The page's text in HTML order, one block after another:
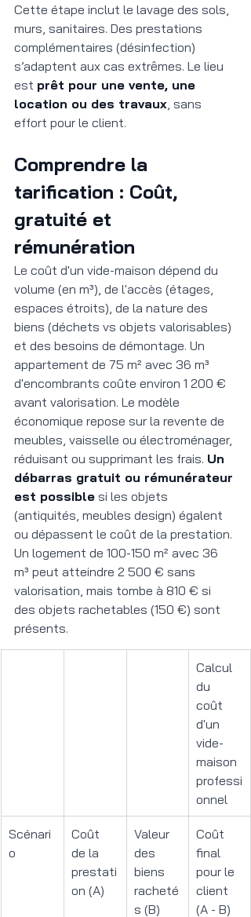
Cette étape inclut le lavage des sols,
murs, sanitaires. Des prestations
complémentaires (désinfection)
s’adaptent aux cas extrêmes. Le lieu
est prêt pour une vente, une
location ou des travaux , sans
effort pour le client.
Comprendre la
tarification : Coût,
gratuité et
rémunération
Le coût d'un vide-maison dépend du
volume (en m³), de l'accès (étages,
espaces étroits), de la nature des
biens (déchets vs objets valorisables)
et des besoins de démontage. Un
appartement de 75 m² avec 36 m³
d'encombrants coûte environ 1 200 €
avant valorisation. Le modèle
économique repose sur la revente de
meubles, vaisselle ou électroménager,
réduisant ou supprimant les frais. Un
débarras gratuit ou rémunérateur
est possible si les objets
(antiquités, meubles design) égalent
ou dépassent le coût de la prestation.
Un logement de 100-150 m² avec 36
m³ peut atteindre 2 500 € sans
valorisation, mais tombe à 810 € si
des objets rachetables (150 €) sont
présents.
Calcul
du
coût
d'un
vide-
maison
professi
onnel
Scénari
o
Coût
de la
prestati
on (A)
Valeur
des
biens
racheté
s (B)
Coût
final
pour le
client
(A - B)